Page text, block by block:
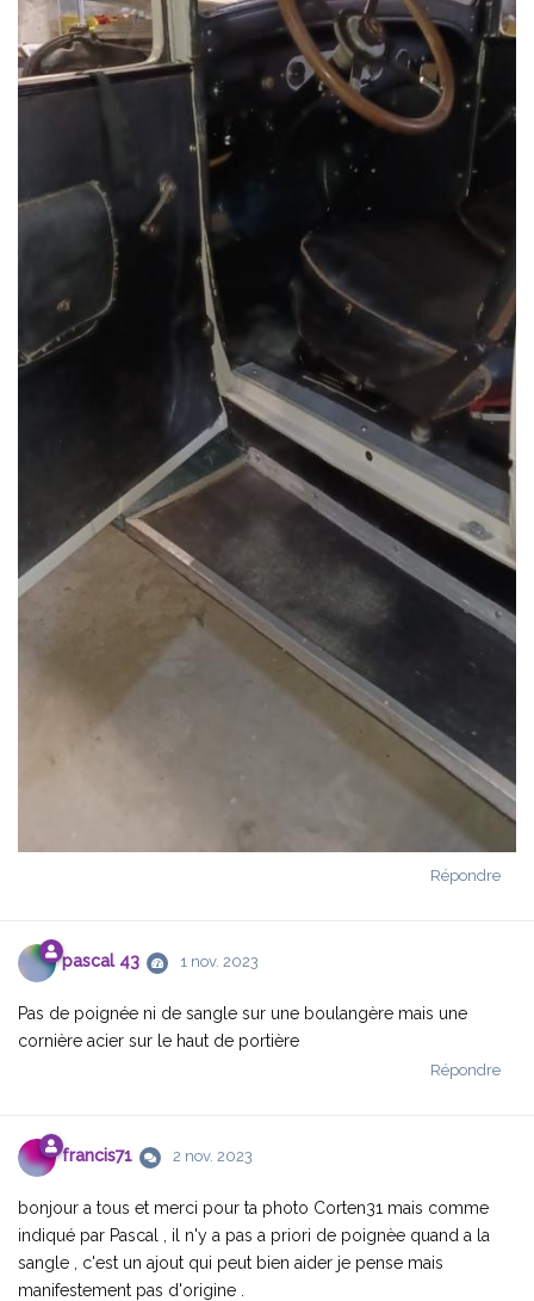
Répondre
pascal 43 1 nov. 2023
Pas de poignée ni de sangle sur une boulangère mais une
cornière acier sur le haut de portière
Répondre
francis71 2 nov. 2023
bonjour a tous et merci pour ta photo Corten31 mais comme
indiqué par Pascal , il n'y a pas a priori de poignèe quand a la
sangle , c'est un ajout qui peut bien aider je pense mais
manifestement pas d'origine .